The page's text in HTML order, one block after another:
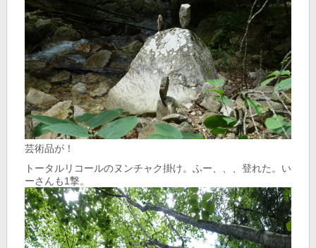
芸術品が！
トータルリコールのヌンチャク掛け。ふー、、、登れた。い
ーさんも1撃。